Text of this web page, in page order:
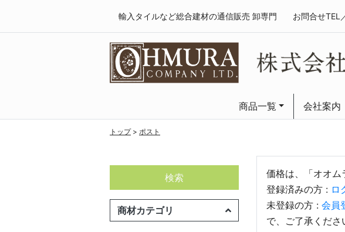
輸入タイルなど総合建材の通信販売 卸専門 お問合せ
商品一覧 会社案内
トップ> ポスト
検索
商材カテゴリ
価格は、「オオム
登録済みの方 : ロ
未登録の方 : 会員
で、ご了承くださ